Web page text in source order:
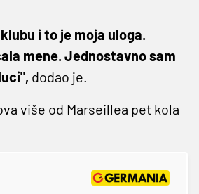
i to je moja uloga.
mene. Jednostavno sam
dodao je.
više od Marseillea pet kola